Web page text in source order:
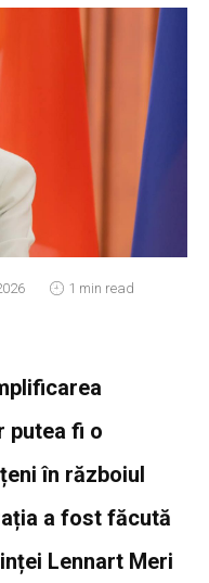
1 min read
putea fi o
în războiul
a fost făcută
Lennart Meri